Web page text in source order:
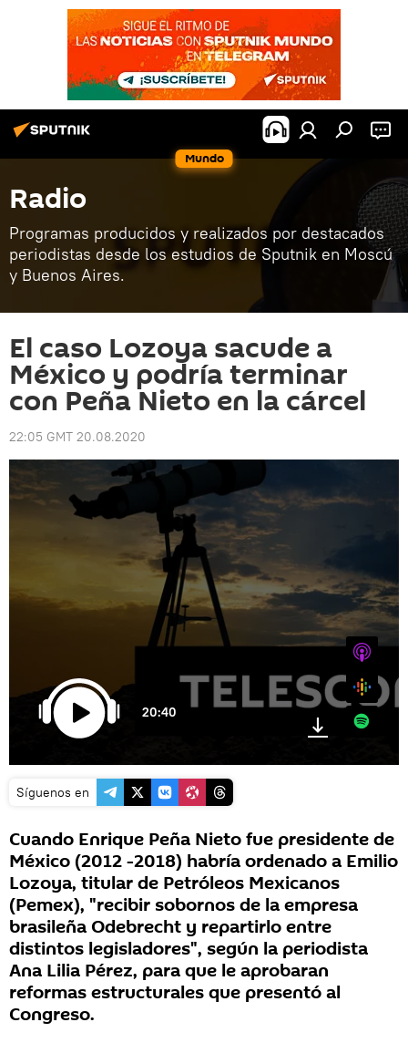
Mundo
Radio
Programas producidos y realizados por destacados
periodistas desde los estudios de Sputnik en Moscú
y Buenos Aires.
El caso Lozoya sacude a
México y podría terminar
con Peña Nieto en la cárcel
22:05 GMT 20.08.2020
20:40
iTunes
Google
Spotify
Síguenos en
Cuando Enrique Peña Nieto fue presidente de
México (2012 -2018) habría ordenado a Emilio
Lozoya, titular de Petróleos Mexicanos
(Pemex), "recibir sobornos de la empresa
brasileña Odebrecht y repartirlo entre
distintos legisladores", según la periodista
Ana Lilia Pérez, para que le aprobaran
reformas estructurales que presentó al
Congreso.